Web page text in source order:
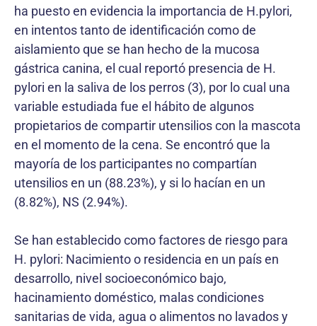
ha puesto en evidencia la importancia de H.pylori,
en intentos tanto de identificación como de
aislamiento que se han hecho de la mucosa
gástrica canina, el cual reportó presencia de H.
pylori en la saliva de los perros (3), por lo cual una
variable estudiada fue el hábito de algunos
propietarios de compartir utensilios con la mascota
en el momento de la cena. Se encontró que la
mayoría de los participantes no compartían
utensilios en un (88.23%), y si lo hacían en un
(8.82%), NS (2.94%).
Se han establecido como factores de riesgo para
H. pylori: Nacimiento o residencia en un país en
desarrollo, nivel socioeconómico bajo,
hacinamiento doméstico, malas condiciones
sanitarias de vida, agua o alimentos no lavados y